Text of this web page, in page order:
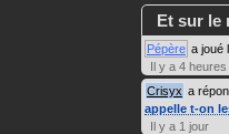
Et sur le
Pépère a joué
Il y a 4 heures
Crisyx a
appelle t-on
Il y a 1 jour